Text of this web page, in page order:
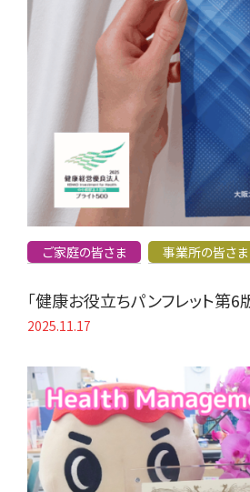
ご家庭の皆さま 事業所の皆さま
「健康お役立ちパンフレット第6
2025.11.17